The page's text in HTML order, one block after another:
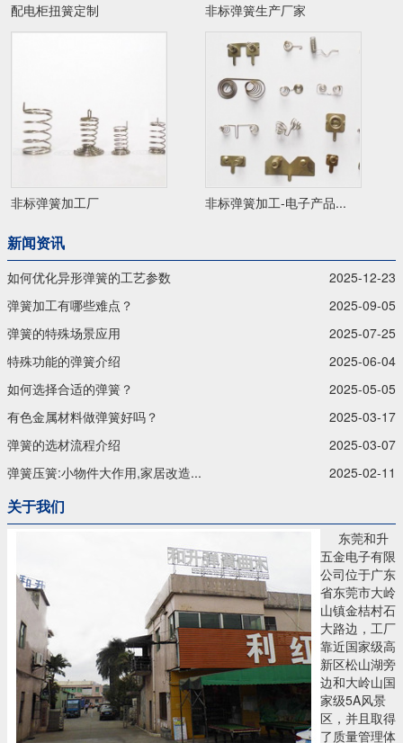
配电柜扭簧定制 非标弹簧生产厂家
非标弹簧加工厂 非标弹簧加工-电子产品...
新闻资讯
如何优化异形弹簧的工艺参数
2025-12-23
弹簧加工有哪些难点？
2025-09-05
弹簧的特殊场景应用
2025-07-25
特殊功能的弹簧介绍
2025-06-04
如何选择合适的弹簧？
2025-05-05
有色金属材料做弹簧好吗？
2025-03-17
弹簧的选材流程介绍
2025-03-07
弹簧压簧:小物件大作用,家居改造...
2025-02-11
关于我们
东莞和升
五金电子有限
公司位于广东
省东莞市大岭
山镇金桔村石
大路边，工厂
靠近国家级高
新区松山湖旁
边和大岭山国
家级5A风景
区，并且取得
了质量管理体